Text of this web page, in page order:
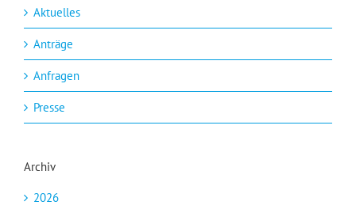
Aktuelles
Anträge
Anfragen
Presse
Archiv
2026